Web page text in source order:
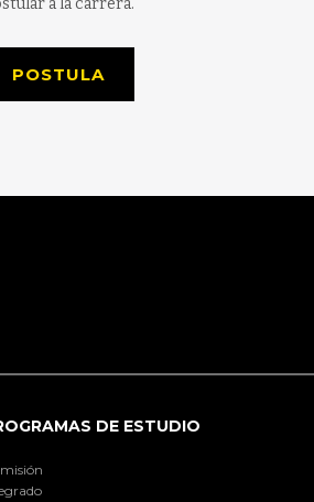
a la carrera.
POSTULA
DE ESTUDIO